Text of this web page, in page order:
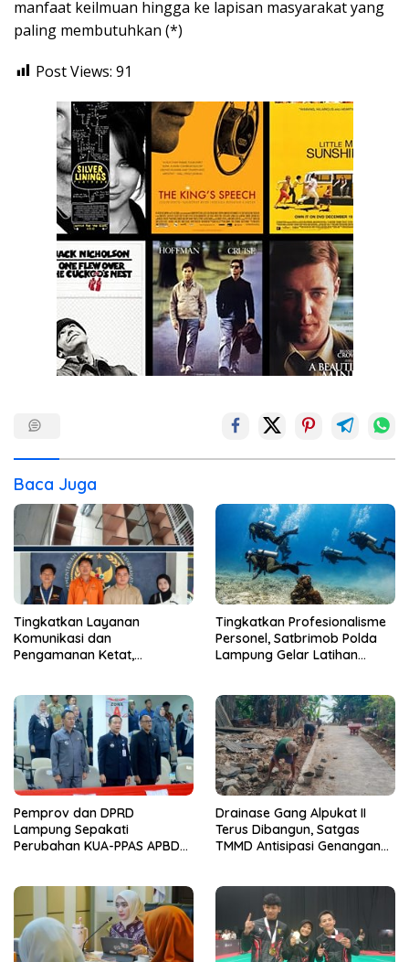
manfaat keilmuan hingga ke lapisan masyarakat yang
paling membutuhkan (*)
Post Views: 91
Baca Juga
Tingkatkan Layanan
Komunikasi dan
Pengamanan Ketat,
Tambah Wartelsuspas Serta
Pasang Kamera Pengawas
Tingkatkan Profesionalisme
Personel, Satbrimob Polda
Lampung Gelar Latihan
Pemprov dan DPRD
Lampung Sepakati
Perubahan KUA-PPAS APBD
Drainase Gang Alpukat II
Terus Dibangun, Satgas
TMMD Antisipasi Genangan